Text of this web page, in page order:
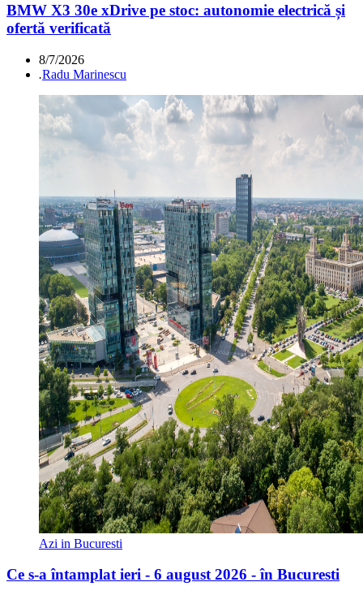
BMW X3 30e xDrive pe stoc: autonomie electrică și
ofertă verificată
8/7/2026
.Radu Marinescu
Azi in Bucuresti
Ce s-a întamplat ieri - 6 august 2026 - în Bucuresti